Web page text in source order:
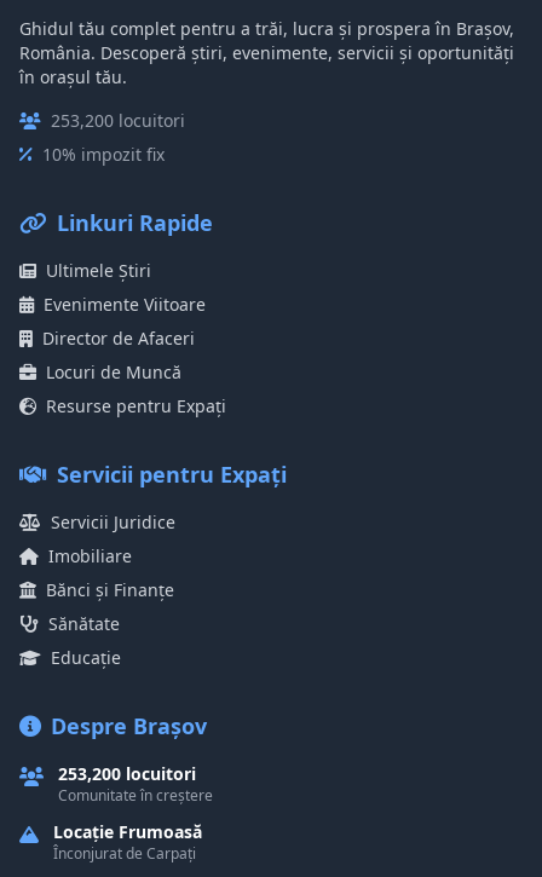
Ghidul tău complet pentru a trăi, lucra și prospera în Brașov,
România. Descoperă știri, evenimente, servicii și oportunități
în orașul tău.
253,200 locuitori
10% impozit fix
Linkuri Rapide
Ultimele Știri
Evenimente Viitoare
Director de Afaceri
Locuri de Muncă
Resurse pentru Expați
Servicii pentru Expați
Servicii Juridice
Imobiliare
Bănci și Finanțe
Sănătate
Educație
Despre Brașov
253,200 locuitori
Comunitate în creștere
Locație Frumoasă
Înconjurat de Carpați